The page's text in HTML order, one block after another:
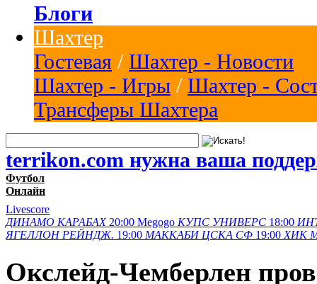
Блоги
Шахтер
Гостевая / Шахтер - Новости
Шахтер - Игры / Шахтер -
Трансферы Шахтера
terrikon.com нужна ваша
Футбол
Онлайн
Livescore
ДИНАМО КАРАБАХ 20:00 Megogo КУПС УНИВЕРС 18:00
ЯГЕЛЛОН РЕЙНДЖ. 19:00 МАККАБИ ЦСКА СФ 19:00 ХИК
Окслейд-Чемберлен